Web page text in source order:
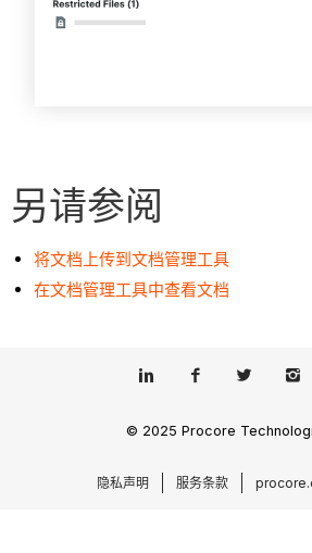
另请参阅
将文档上传到文档管理工具
在文档管理工具中查看文档
© 2025 Procore
隐私声明 服务条款